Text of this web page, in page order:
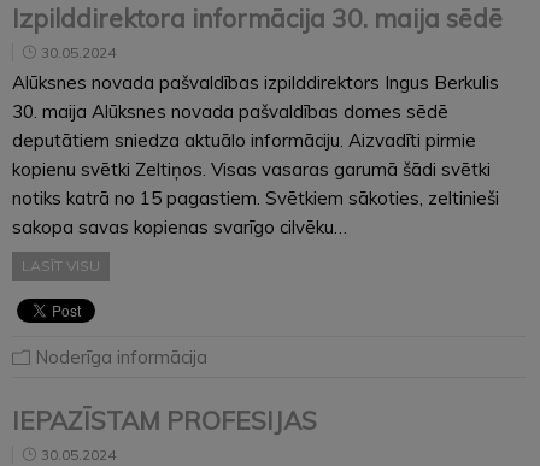
Izpilddirektora informācija 30. maija sēdē
30.05.2024
Alūksnes novada pašvaldības izpilddirektors Ingus Berkulis
30. maija Alūksnes novada pašvaldības domes sēdē
deputātiem sniedza aktuālo informāciju. Aizvadīti pirmie
kopienu svētki Zeltiņos. Visas vasaras garumā šādi svētki
notiks katrā no 15 pagastiem. Svētkiem sākoties, zeltinieši
sakopa savas kopienas svarīgo cilvēku…
LASĪT VISU
Noderīga informācija
IEPAZĪSTAM PROFESIJAS
30.05.2024